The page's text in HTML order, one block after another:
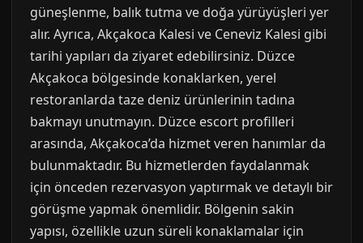
güneşlenme, balık tutma ve doğa yürüyüşleri yer
alır. Ayrıca, Akçakoca Kalesi ve Ceneviz Kalesi gibi
tarihi yapıları da ziyaret edebilirsiniz. Düzce
Akçakoca bölgesinde konaklarken, yerel
restoranlarda taze deniz ürünlerinin tadına
bakmayı unutmayın. Düzce escort profilleri
arasında, Akçakoca’da hizmet veren hanımlar da
bulunmaktadır. Bu hizmetlerden faydalanmak
için önceden rezervasyon yaptırmak ve detaylı bir
görüşme yapmak önemlidir. Bölgenin sakin
yapısı, özellikle uzun süreli konaklamalar için